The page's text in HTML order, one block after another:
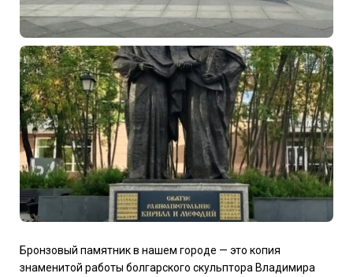
Бронзовый памятник в нашем городе — это копия
знаменитой работы болгарского скульптора Владимира